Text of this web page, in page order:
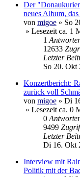
Der
neues Album,
von migoe » So
» Lesezeit ca. 1
1
12633
Letzter
So 20. Okt
Konzertbericht:
zurück voll
von migoe » Di
» Lesezeit ca. 0
0
9499
Letzter
Di 16. Okt
Interview mit
Politik mit der